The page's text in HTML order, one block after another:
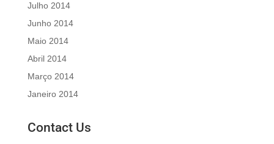
Julho 2014
Junho 2014
Maio 2014
Abril 2014
Março 2014
Janeiro 2014
Contact Us